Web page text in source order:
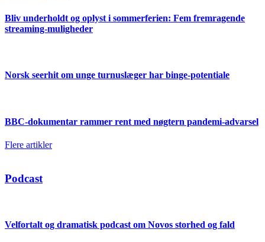
Bliv underholdt og oplyst i sommerferien: Fem fremragende
streaming-muligheder
Norsk seerhit om unge turnuslæger har binge-potentiale
BBC-dokumentar rammer rent med nøgtern pandemi-advarsel
Flere artikler
Podcast
Velfortalt og dramatisk podcast om Novos storhed og fald